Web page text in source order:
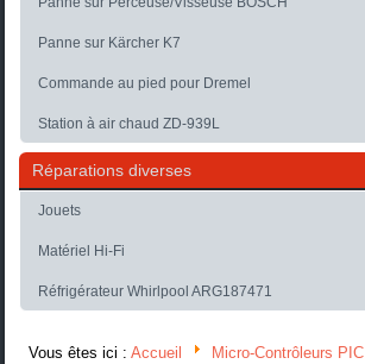
Panne sur Kärcher K7
Commande au pied pour Dremel
Station à air chaud ZD-939L
Réparations diverses
Jouets
Matériel Hi-Fi
Réfrigérateur Whirlpool ARG187471
Vous êtes ici :Accueil Micro-Contrôleurs PIC